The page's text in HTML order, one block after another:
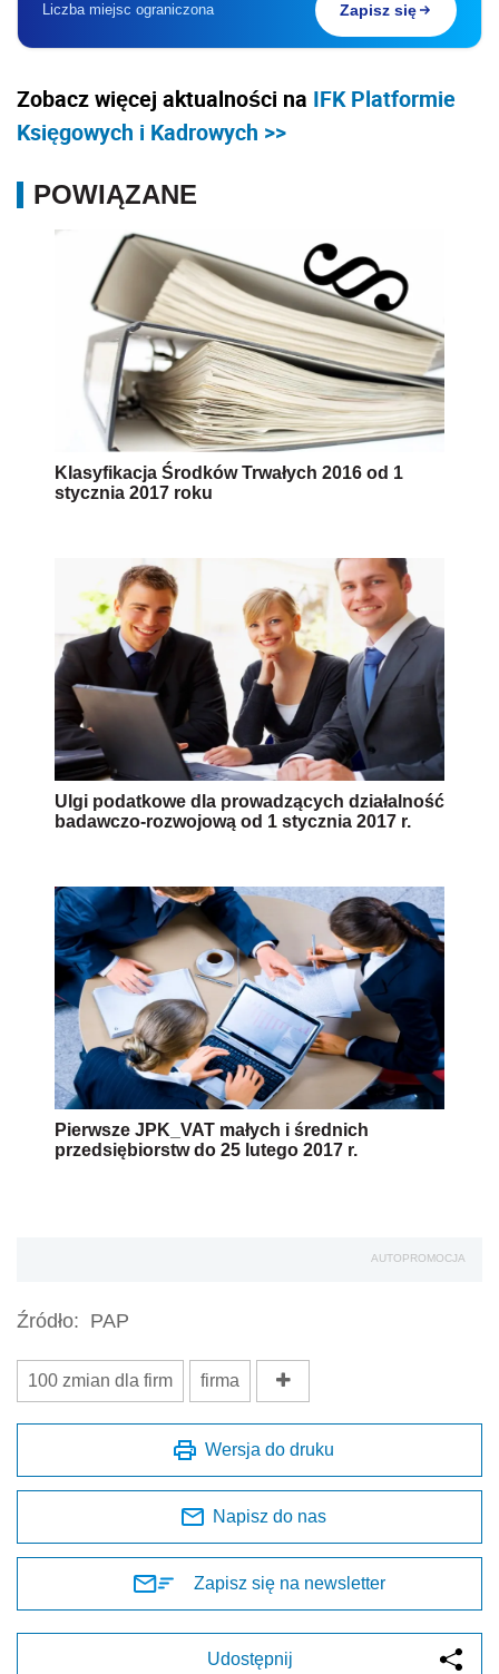
Liczba miejsc ograniczona Zapisz się
Zobacz więcej aktualności na IFK Platformie
Księgowych i Kadrowych >>
POWIĄZANE
Klasyfikacja Środków Trwałych 2016 od 1
stycznia 2017 roku
Ulgi podatkowe dla prowadzących działalność
badawczo-rozwojową od 1 stycznia 2017 r.
Pierwsze JPK_VAT małych i średnich
przedsiębiorstw do 25 lutego 2017 r.
AUTOPROMOCJA
Źródło: PAP
100 zmian dla firm firma
Wersja do druku
Napisz do nas
Zapisz się na newsletter
Udostępnij